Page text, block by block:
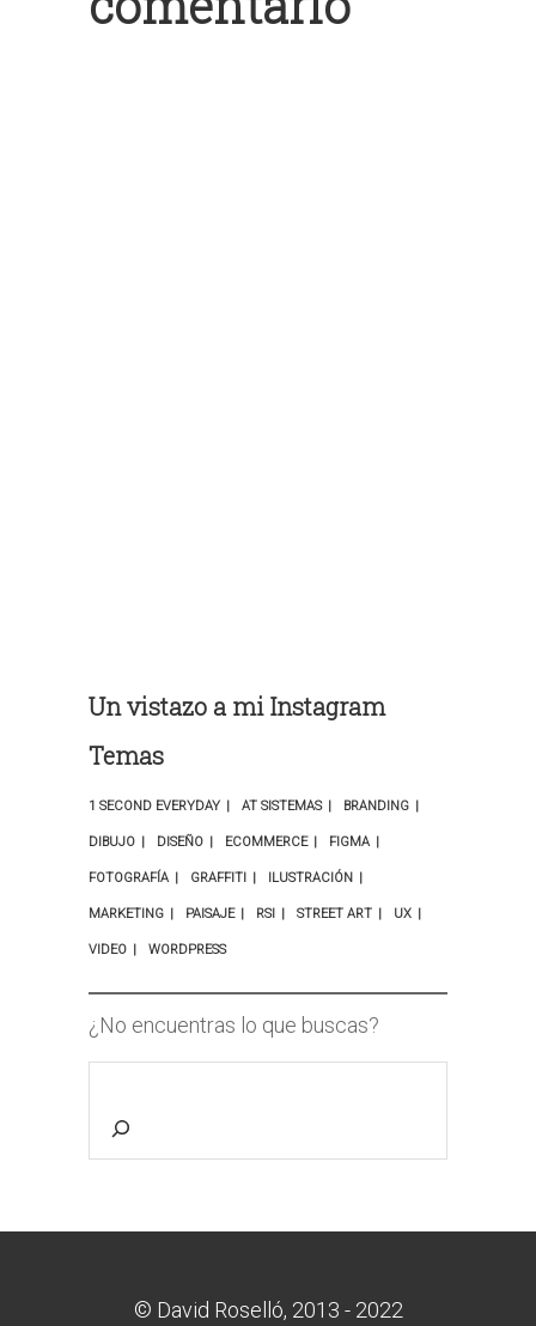
Un vistazo a mi Instagram
Temas
1 SECOND EVERYDAY AT SISTEMAS BRANDING
DIBUJO DISEÑO ECOMMERCE FIGMA
FOTOGRAFÍA GRAFFITI ILUSTRACIÓN
MARKETING PAISAJE RSI STREET ART UX
VIDEO WORDPRESS
¿No encuentras lo que buscas?
© David Roselló, 2013 - 2022